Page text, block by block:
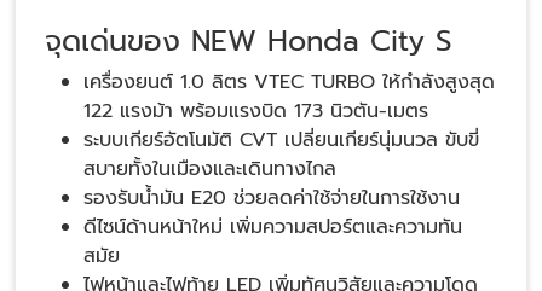
จุดเด่นของ NEW Honda City S
เครื่องยนต์ 1.0 ลิตร VTEC TURBO ให้กำลังสูงสุด
122 แรงม้า พร้อมแรงบิด 173 นิวตัน-เมตร
ระบบเกียร์อัตโนมัติ CVT เปลี่ยนเกียร์นุ่มนวล ขับขี่
สบายทั้งในเมืองและเดินทางไกล
รองรับน้ำมัน E20 ช่วยลดค่าใช้จ่ายในการใช้งาน
ดีไซน์ด้านหน้าใหม่ เพิ่มความสปอร์ตและความทัน
สมัย
ไฟหน้าและไฟท้าย LED เพิ่มทัศนวิสัยและความโดด